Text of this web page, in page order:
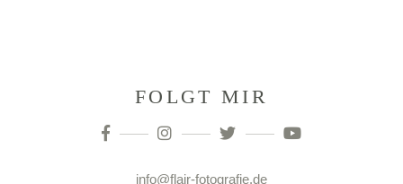
FOLGT MIR
info@flair-fotografie.de